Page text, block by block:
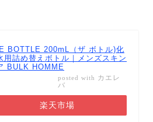
BOTTLE 200mL（ザ ボトル)化
用詰め替えボトル｜メンズスキン
BULK HOMME
posted with カエレ
バ
楽天市場